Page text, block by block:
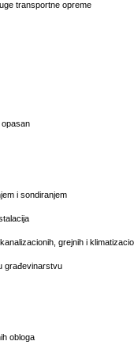
transportne opreme
opasan
i sondiranjem
grejnih i
građevinarstvu
obloga